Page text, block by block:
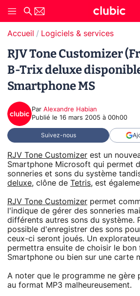
Accueil Logiciels & services
RJV Tone Customizer
B-Trix deluxe
Smartphone MS
Par Alexandre Habian
Publié le 16 mars 2005 à 00h00
Suivez-nous
RJV Tone Customizer est un
Smartphone Microsoft qui permet
sonneries et sons du système
deluxe, clône de Tetris, est
RJV Tone Customizer permet
l'indique de gérer des sonneries
différents autres sons du système.
possible d'enregistrer des sons
ceux-ci seront joués. Un
permettra ensuite de choisir le bon
Smartphone ou bien sur une carte
A noter que le programme ne gère
au format MP3 malheureusement.